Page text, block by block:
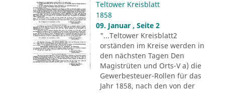
Teltower Kreisblatt
1858
09. Januar , Seite 2
"...Teltower Kreisblatt2
orständen im Kreise werden in
den nächsten Tagen Den
Magistrüten und Orts-V a) die
Gewerbesteuer-Rollen für das
Jahr 1858, nach den von der